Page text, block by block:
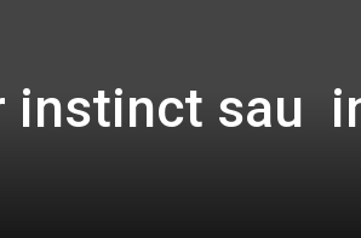
instinct sau